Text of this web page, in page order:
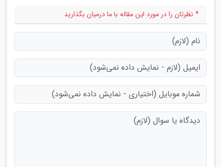
* نظرتان را در مورد این مقاله با ما درمیان بگذارید